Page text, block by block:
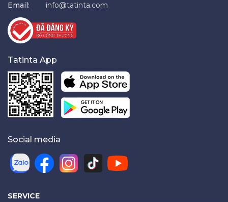
Email:
info@tatinta.com
Tatinta App
Social media
SERVICE